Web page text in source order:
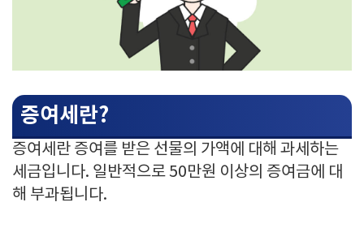
증여세란?
증여세란 증여를 받은 선물의 가액에 대해 과세하는
세금입니다. 일반적으로 50만원 이상의 증여금에 대
해 부과됩니다.